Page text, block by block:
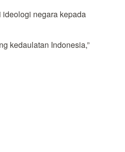
negara kepada
kedaulatan Indonesia,”